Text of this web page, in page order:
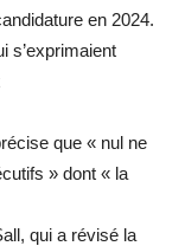
en 2024.
s’exprimaient
que « nul ne
» dont « la
qui a révisé la